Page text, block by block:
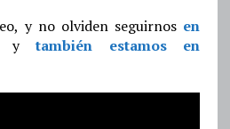
y no olviden seguirnos en
ytambién estamos en